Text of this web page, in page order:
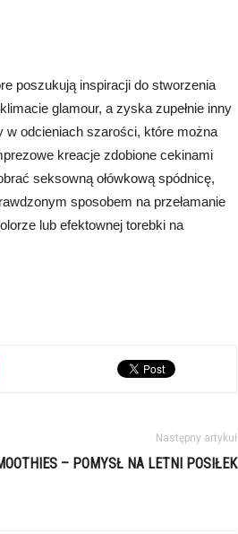
poszukują inspiracji do stworzenia
glamour, a zyska zupełnie inny
w odcieniach szarości, które można
kreacje zdobione cekinami
seksowną ołówkową spódnicę,
sposobem na przełamanie
lub efektownej torebki na
Następny artykuł
– POMYSŁ NA LETNI POSIŁEK